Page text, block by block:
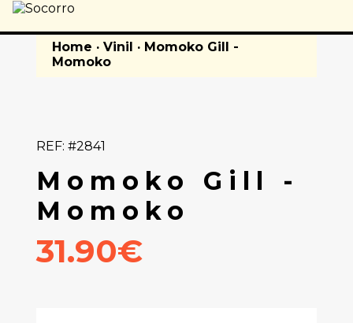
Home · Vinil · Momoko Gill -
Momoko
REF: #2841
Momoko Gill -
Momoko
31.90€